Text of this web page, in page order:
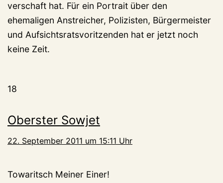
verschaft hat. Für ein Portrait über den
ehemaligen Anstreicher, Polizisten, Bürgermeister
und Aufsichtsratsvoritzenden hat er jetzt noch
keine Zeit.
18
Oberster Sowjet
22. September 2011 um 15:11 Uhr
Towaritsch Meiner Einer!